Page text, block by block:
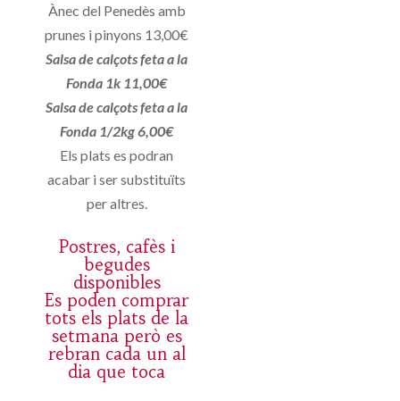
Ànec del Penedès amb
prunes i pinyons 13,00€
Salsa de calçots feta a la
Fonda 1k 11,00€
Salsa de calçots feta a la
Fonda 1/2kg 6,00€
Els plats es podran
acabar i ser substituïts
per altres.
Postres, cafès i
begudes
disponibles
Es poden comprar
tots els plats de la
setmana però es
rebran cada un al
dia que toca